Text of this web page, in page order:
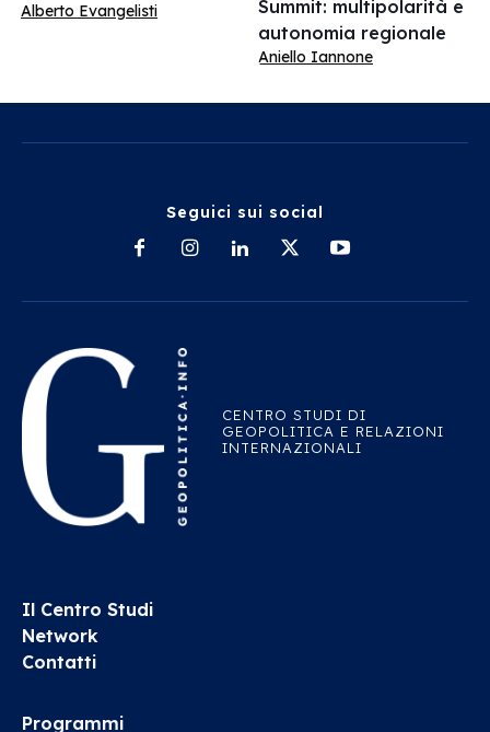
Alberto Evangelisti
Summit: multipolarità e
autonomia regionale
Aniello Iannone
Seguici sui social
CENTRO STUDI DI
GEOPOLITICA E RELAZIONI
INTERNAZIONALI
Il Centro Studi
Network
Contatti
Programmi